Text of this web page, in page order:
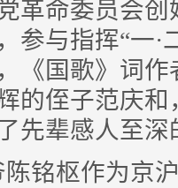
革命委员会
参与指挥“一
《国歌》词
的侄子范庆
先辈感人至深
枢作为京沪